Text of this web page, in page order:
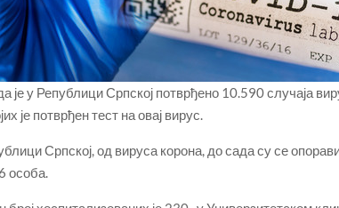
је у Републици Српској потврђено 10.590 случаја
је потврђен тест на овај вирус.
Српској, од вируса корона, до сада су се
особа.